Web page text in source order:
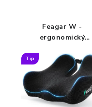
ČISTIČKY VZDUCHU
VODNÍ FILTRY
O nákupu Reklamace,
Naše realizace, inspirace
Feagar W -
ergonomický
pěny
Tip